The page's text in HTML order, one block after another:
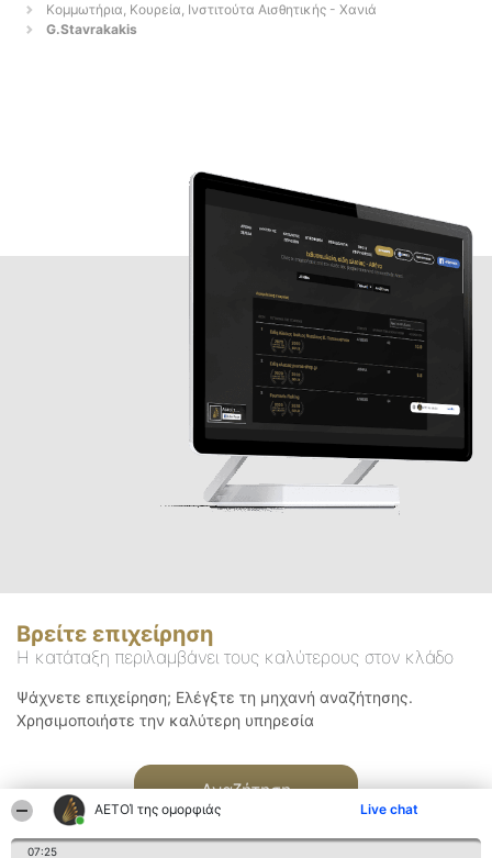
ΑΕΤΟΊ της ομορφιάς Live chat
07:25
Κομμωτήρια, Κουρεία, Ινστιτούτα Αισθητικής - Χανιά
G.Stavrakakis
Βρείτε επιχείρηση
Η κατάταξη περιλαμβάνει τους καλύτερους στον κλάδο
Ψάχνετε επιχείρηση; Ελέγξτε τη μηχανή αναζήτησης.
Χρησιμοποιήστε την καλύτερη υπηρεσία
Αναζήτηση